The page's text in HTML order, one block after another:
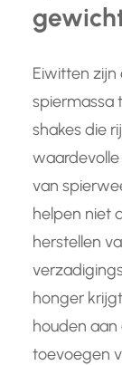
Eiwitten zijn
spiermassa
shakes die
van
helpen niet
herstellen
honger
houden
toevoegen